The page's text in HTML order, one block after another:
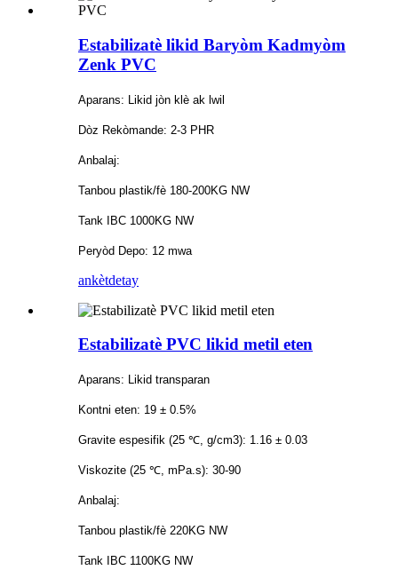
Estabilizatè likid Baryòm Kadmyòm
Zenk PVC
Aparans: Likid jòn klè ak lwil
Dòz Rekòmande: 2-3 PHR
Anbalaj:
Tanbou plastik/fè 180-200KG NW
Tank IBC 1000KG NW
Peryòd Depo: 12 mwa
ankètdetay
Estabilizatè PVC likid metil eten
Aparans: Likid transparan
Kontni eten: 19 ± 0.5%
Gravite espesifik (25 ℃, g/cm3): 1.16 ± 0.03
Viskozite (25 ℃, mPa.s): 30-90
Anbalaj:
Tanbou plastik/fè 220KG NW
Tank IBC 1100KG NW